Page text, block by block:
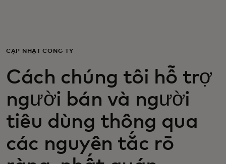
Dành cho doanh nghiệp
Dành cho thế giới
Dành cho nhà đổi mới
Tin tức và xu hướng
CẬP NHẬT CÔNG TY
Cách chúng tôi hỗ trợ
người bán và người
tiêu dùng thông qua
các nguyên tắc rõ